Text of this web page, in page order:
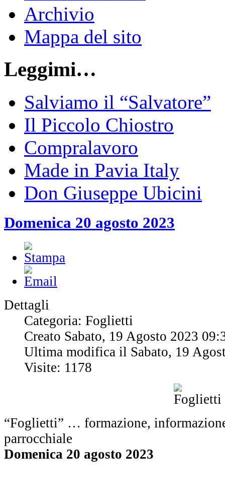
Archivio
Mappa del sito
Leggimi…
Salviamo il “Salvatore”
Il Piccolo Chiostro
Compralavoro
Made in Pavia Italy
Don Giuseppe Ubicini
Domenica 20 agosto 2023
Dettagli
Categoria: Foglietti
Creato Sabato, 19 Agosto 2023
Ultima modifica il Sabato, 19
Visite: 1178
“Foglietti” … formazione,
parrocchiale
Domenica 20 agosto 2023